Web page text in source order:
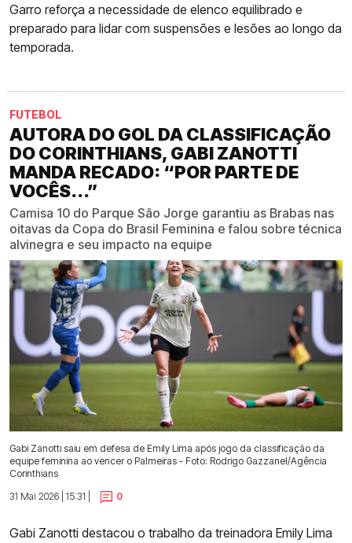
Garro reforça a necessidade de elenco equilibrado e
preparado para lidar com suspensões e lesões ao longo da
temporada.
FUTEBOL
AUTORA DO GOL DA CLASSIFICAÇÃO
DO CORINTHIANS, GABI ZANOTTI
MANDA RECADO: “POR PARTE DE
VOCÊS...”
Camisa 10 do Parque São Jorge garantiu as Brabas nas
oitavas da Copa do Brasil Feminina e falou sobre técnica
alvinegra e seu impacto na equipe
Gabi Zanotti saiu em defesa de Emily Lima após jogo da classificação da
equipe feminina ao vencer o Palmeiras - Foto: Rodrigo Gazzanel/Agência
Corinthians
31 Mai 2026 | 15:31 |
0
Gabi Zanotti destacou o trabalho da treinadora Emily Lima